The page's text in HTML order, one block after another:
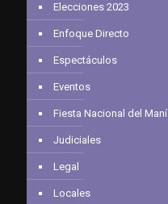
Elecciones 2023
Enfoque Directo
Espectáculos
Eventos
Fiesta Nacional del Maní
Judiciales
Legal
Locales